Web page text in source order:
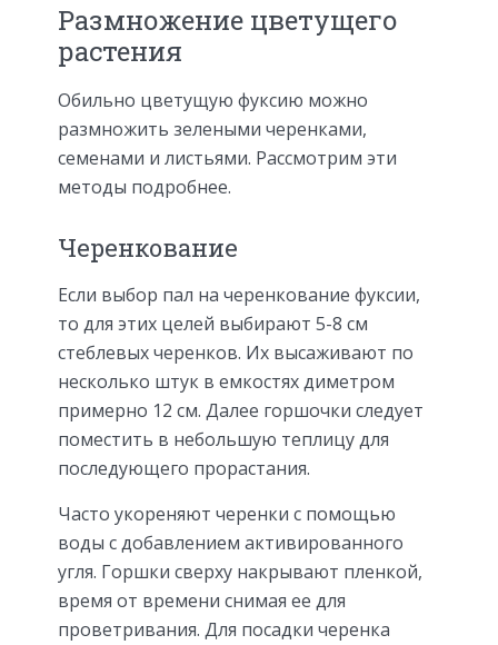
Размножение цветущего
растения
Обильно цветущую фуксию можно
размножить зелеными черенками,
семенами и листьями. Рассмотрим эти
методы подробнее.
Черенкование
Если выбор пал на черенкование фуксии,
то для этих целей выбирают 5-8 см
стеблевых черенков. Их высаживают по
несколько штук в емкостях диметром
примерно 12 см. Далее горшочки следует
поместить в небольшую теплицу для
последующего прорастания.
Часто укореняют черенки с помощью
воды с добавлением активированного
угля. Горшки сверху накрывают пленкой,
время от времени снимая ее для
проветривания. Для посадки черенка